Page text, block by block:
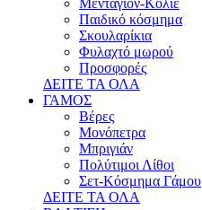
Μενταγιόν-Κολιέ
Παιδικό κόσμημα
Σκουλαρίκια
Φυλαχτό μωρού
Προσφορές
ΔΕΙΤΕ ΤΑ ΟΛΑ
ΓΑΜΟΣ
Βέρες
Μονόπετρα
Μπριγιάν
Πολύτιμοι Λίθοι
Σετ-Κόσμημα Γάμου
ΔΕΙΤΕ ΤΑ ΟΛΑ